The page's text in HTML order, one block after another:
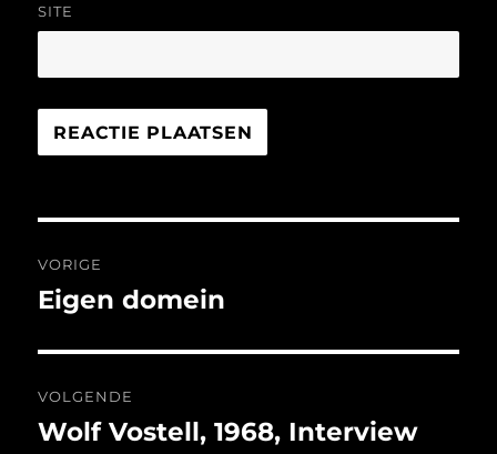
SITE
navigatie
VORIGE
Vorig
Eigen domein
VOLGENDE
Volgend
Wolf Vostell, 1968, Interview